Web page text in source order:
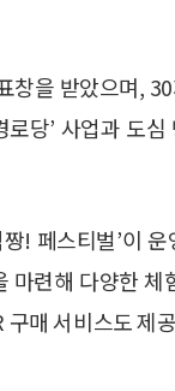
창을 받았으며,
당’ 사업과 도
! 페스티벌’이
마련해 다양한
매 서비스도 제